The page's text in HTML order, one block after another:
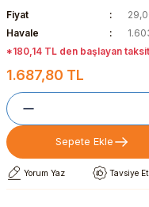
Fiyat
Havale
*180,14 TL den başlayan
1.687,80 TL
Sepete Ekle
Yorum Yaz Tavsiye Et